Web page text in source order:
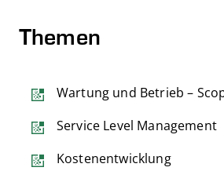
Themen
Wartung und Betrieb –
Service Level Management
Kostenentwicklung